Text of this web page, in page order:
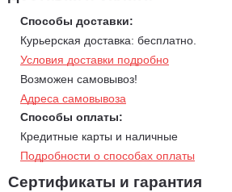
Способы доставки:
Курьерская доставка: бесплатно.
Условия доставки подробно
Возможен самовывоз!
Адреса самовывоза
Способы оплаты:
Кредитные карты и наличные
Подробности о способах оплаты
Сертификаты и гарантия